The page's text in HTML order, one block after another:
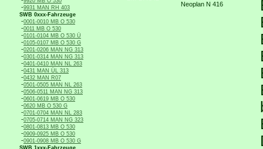
-9931 MAN RH 403
SWB 0xxx-Fahrzeuge
-0001-0010 MB O 530
-0011 MB O 530
-0101-0104 MB O 530 Ü
-0105-0107 MB O 530 G
-0201-0206 MAN NG 313
-0301-0314 MAN NG 313
-0401-0410 MAN NL 263
-0431 MAN ÜL 313
-0432 MAN R07
-0501-0505 MAN NL 263
-0506-0511 MAN NG 313
-0601-0619 MB O 530
-0620 MB O 530 G
-0701-0704 MAN NL 283
-0705-0714 MAN NG 323
-0801-0813 MB O 530
-0909-0925 MB O 530
-0901-0908 MB O 530 G
SWB 1xxx-Fahrzeuge
Neoplan N 416